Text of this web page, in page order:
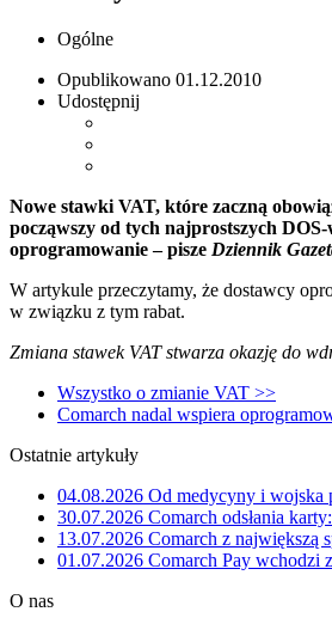
Ogólne
Opublikowano 01.12.2010
Udostępnij
Nowe stawki VAT, które zaczną
począwszy od tych najprostszych
oprogramowanie – pisze Dziennik
W artykule przeczytamy, że dostawcy
w związku z tym rabat.
Zmiana stawek VAT stwarza okazję do
Wszystko o zmianie VAT >>
Comarch nadal wspiera
Ostatnie artykuły
04.08.2026 Od medycyny i wojska
30.07.2026 Comarch odsłania
13.07.2026 Comarch z największą
01.07.2026 Comarch Pay wchodzi
O nas